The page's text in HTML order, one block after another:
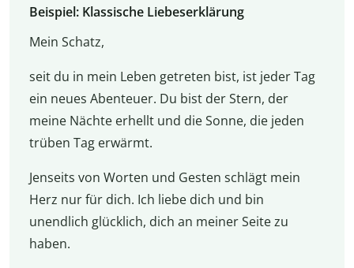
Beispiel: Klassische Liebeserklärung
Mein Schatz,
seit du in mein Leben getreten bist, ist jeder Tag
ein neues Abenteuer. Du bist der Stern, der
meine Nächte erhellt und die Sonne, die jeden
trüben Tag erwärmt.
Jenseits von Worten und Gesten schlägt mein
Herz nur für dich. Ich liebe dich und bin
unendlich glücklich, dich an meiner Seite zu
haben.